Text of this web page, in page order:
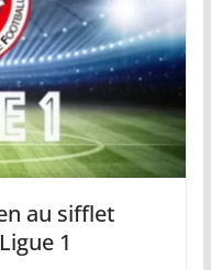
au sifflet
1